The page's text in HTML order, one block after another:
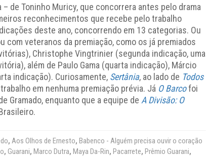
de Toninho Muricy, que concorrera antes pelo drama
reconhecimentos que recebe pelo trabalho
deste ano, concorrendo em 13 categorias. Ou
com veteranos da premiação, como os já premiados
Christophe Vingtrinier (segunda indicação, uma
além de Paulo Gama (quarta indicação), Márcio
indicação). Curiosamente, Sertânia, ao lado de Todos
em nenhuma premiação prévia. Já O Barcofoi
Gramado, enquanto que a equipe de A Divisão: O
, Aos Olhos de Ernesto, Babenco - Alguém precisa ouvir o coração
, Guarani, Marco Dutra, Maya Da-Rin, Pacarrete, Prêmio Guarani,